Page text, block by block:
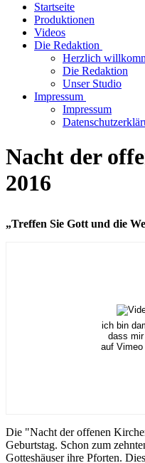
Startseite
Produktionen
Videos
Die Redaktion
Herzlich
Die Redaktion
Unser Studio
Impressum
Impressum
Nacht der
2016
„Treffen Sie Gott und die
ich bin
dass
auf Vimeo
Die "Nacht der offenen
Geburtstag. Schon zum
Gotteshäuser ihre Pforten.